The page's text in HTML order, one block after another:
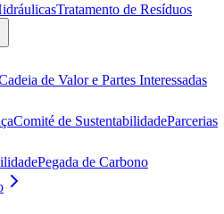
Tratamento de Resíduos
de Valor e Partes Interessadas
Comité de SustentabilidadeParcerias
Pegada de Carbono